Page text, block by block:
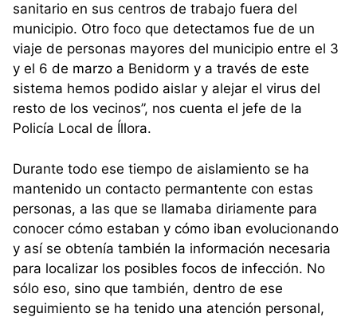
sanitario en sus centros de trabajo fuera del
municipio. Otro foco que detectamos fue de un
viaje de personas mayores del municipio entre el 3
y el 6 de marzo a Benidorm y a través de este
sistema hemos podido aislar y alejar el virus del
resto de los vecinos”, nos cuenta el jefe de la
Policía Local de Íllora.
Durante todo ese tiempo de aislamiento se ha
mantenido un contacto permantente con estas
personas, a las que se llamaba diriamente para
conocer cómo estaban y cómo iban evolucionando
y así se obtenía también la información necesaria
para localizar los posibles focos de infección. No
sólo eso, sino que también, dentro de ese
seguimiento se ha tenido una atención personal,